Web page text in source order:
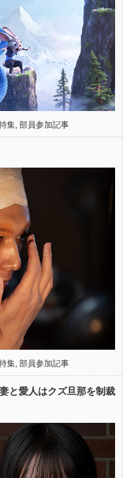
集, 部員参加記事
集, 部員参加記事
と愛人はクズ旦那を制裁